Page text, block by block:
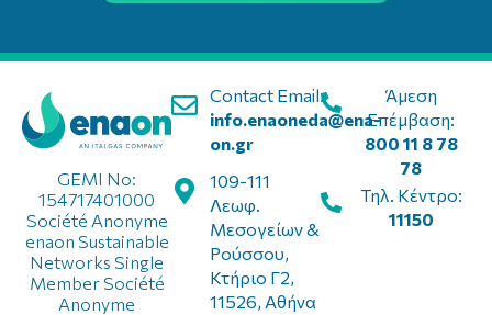
Contact Email:
info.enaoneda@ena-
on.gr
109-111
Λεωφ.
Μεσογείων &
Ρούσσου,
Κτήριο Γ2,
11526, Αθήνα
GEMI No:
154717401000
Société Anonyme
enaon Sustainable
Networks Single
Member Société
Anonyme
Άμεση
Επέμβαση:
800 11 8 78
78
Τηλ. Κέντρο:
11150